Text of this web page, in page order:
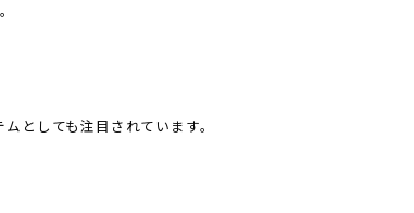
としても注目されています。